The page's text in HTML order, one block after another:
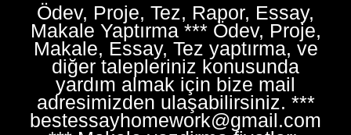
Ödev, Proje, Tez, Rapor, Essay,
Makale Yaptırma *** Ödev, Proje,
Makale, Essay, Tez yaptırma, ve
diğer talepleriniz konusunda
yardım almak için bize mail
adresimizden ulaşabilirsiniz. ***
bestessayhomework@gmail.com